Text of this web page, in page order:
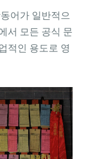
어가 일반적으
서 모든 공식 문
적인 용도로 영